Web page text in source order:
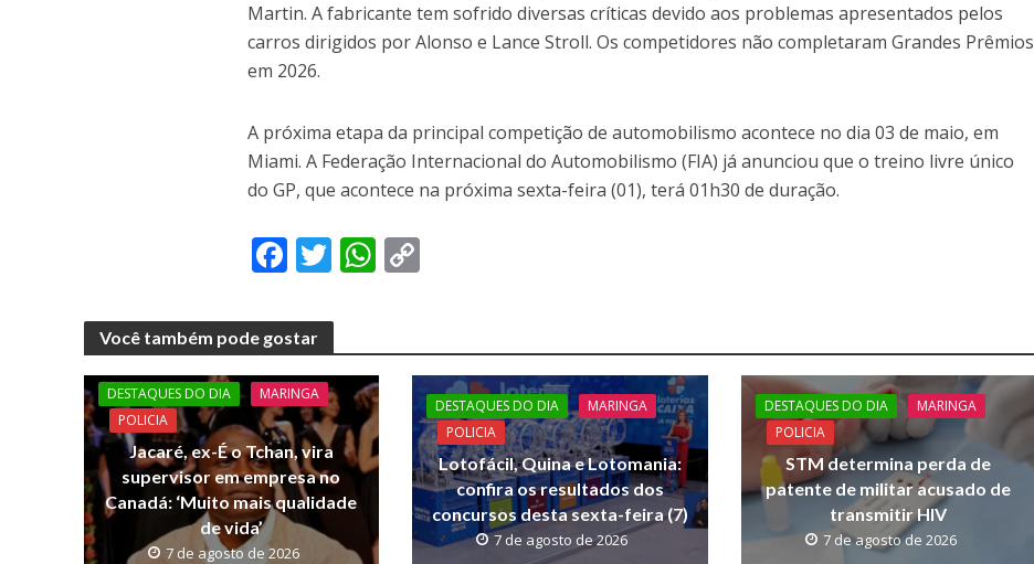
Martin. A fabricante tem sofrido diversas críticas devido aos problemas apresentados pelos
carros dirigidos por Alonso e Lance Stroll. Os competidores não completaram Grandes Prêmios
em 2026.
A próxima etapa da principal competição de automobilismo acontece no dia 03 de maio, em
Miami. A Federação Internacional do Automobilismo (FIA) já anunciou que o treino livre único
do GP, que acontece na próxima sexta-feira (01), terá 01h30 de duração.
F
e
b
o
o
k
T
itt
er
W
s
A
p
p
y
Li
n
k
Você também pode gostar
DESTAQUES DO DIA
MARINGA
POLICIA
Jacaré, ex-É o Tchan, vira
supervisor em empresa no
Canadá: ‘Muito mais qualidade
de vida’
7 de agosto de 2026
DESTAQUES DO DIA
MARINGA
POLICIA
Lotofácil, Quina e Lotomania:
confira os resultados dos
concursos desta sexta-feira (7)
7 de agosto de 2026
DESTAQUES DO DIA
MARINGA
POLICIA
STM determina perda de
patente de militar acusado de
transmitir HIV
7 de agosto de 2026